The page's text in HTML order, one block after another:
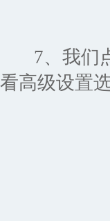
7、我们点
看高级设置